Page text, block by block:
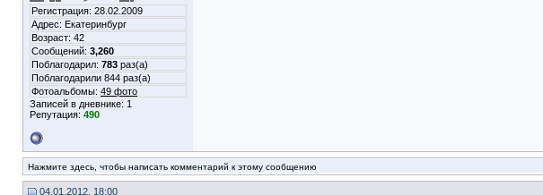
Регистрация: 28.02.2009
Адрес: Екатеринбург
Возраст: 42
Сообщений: 3,260
Поблагодарил: 783 раз(а)
Поблагодарили 844 раз(а)
Фотоальбомы: 49 фото
Записей в дневнике: 1
Репутация: 490
Нажмите здесь, чтобы написать комментарий к этому сообщению
04.01.2012, 18:00